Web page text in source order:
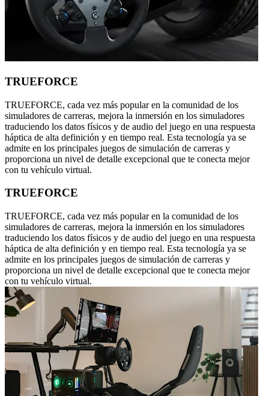
TRUEFORCE
TRUEFORCE, cada vez más popular en la comunidad de los
simuladores de carreras, mejora la inmersión en los simuladores
traduciendo los datos físicos y de audio del juego en una respuesta
háptica de alta definición y en tiempo real. Esta tecnología ya se
admite en los principales juegos de simulación de carreras y
proporciona un nivel de detalle excepcional que te conecta mejor
con tu vehículo virtual.
TRUEFORCE
TRUEFORCE, cada vez más popular en la comunidad de los
simuladores de carreras, mejora la inmersión en los simuladores
traduciendo los datos físicos y de audio del juego en una respuesta
háptica de alta definición y en tiempo real. Esta tecnología ya se
admite en los principales juegos de simulación de carreras y
proporciona un nivel de detalle excepcional que te conecta mejor
con tu vehículo virtual.